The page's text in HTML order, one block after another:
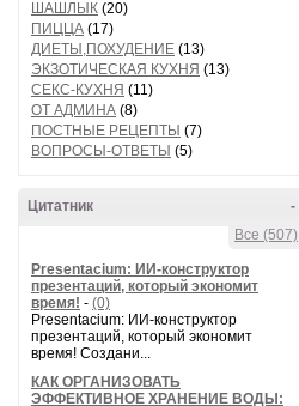
ШАШЛЫК (20)
ПИЦЦА (17)
ДИЕТЫ,ПОХУДЕНИЕ (13)
ЭКЗОТИЧЕСКАЯ КУХНЯ (13)
СЕКС-КУХНЯ (11)
ОТ АДМИНА (8)
ПОСТНЫЕ РЕЦЕПТЫ (7)
ВОПРОСЫ-ОТВЕТЫ (5)
-
Цитатник
Все (507)
Presentacium: ИИ‑конструктор
презентаций, который экономит
время! - (0)
Presentacium: ИИ‑конструктор
презентаций, который экономит
время! Создани...
КАК ОРГАНИЗОВАТЬ
ЭФФЕКТИВНОЕ ХРАНЕНИЕ ВОДЫ: